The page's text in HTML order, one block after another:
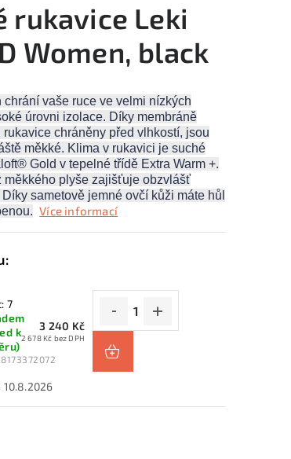
rukavice Leki
Women, black
chrání vaše ruce ve velmi nízkých
úrovni izolace. Díky membráně
chráněny před vlhkostí, jsou
měkké. Klima v rukavici je suché
Gold v tepelné třídě Extra Warm +.
měkkého plyše zajišťuje obzvlášť
sametově jemné ovčí kůži máte hůl
Více informací
7
k
3 240 Kč
2 678 Kč bez DPH
10.8.2026